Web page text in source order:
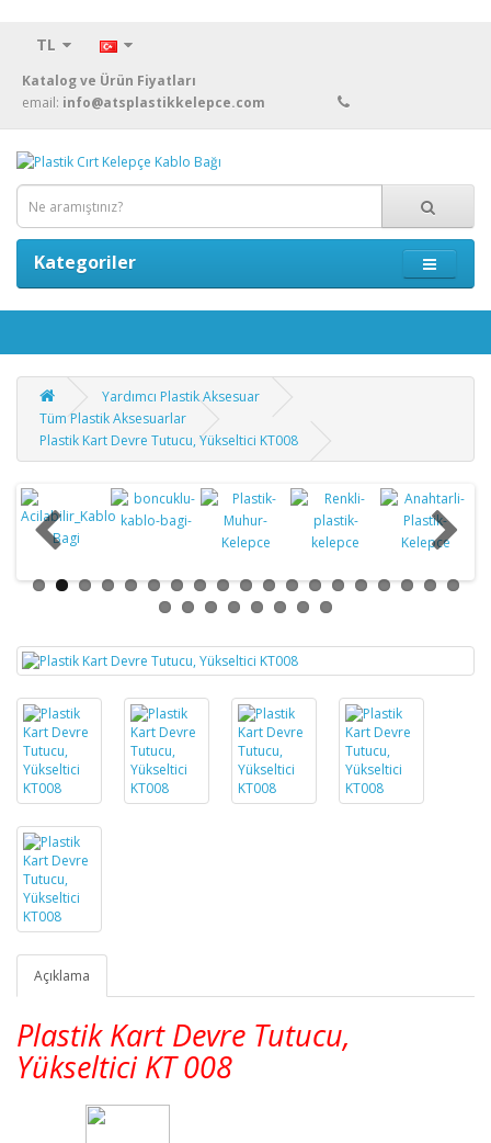
TL
Katalog ve Ürün Fiyatları
email: info@atsplastikkelepce.com
Kategoriler
Yardımcı Plastik Aksesuar
Tüm Plastik Aksesuarlar
Plastik Kart Devre Tutucu, Yükseltici KT008
Açıklama
Plastik Kart Devre Tutucu,
Yükseltici KT 008